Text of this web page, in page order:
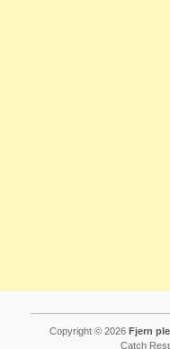
Copyright © 2026 Fjern
Catch